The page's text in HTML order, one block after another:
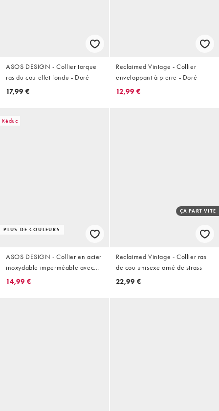
ASOS DESIGN - Collier torque
ras du cou effet fondu - Doré
17,99 €
Reclaimed Vintage - Collier
enveloppant à pierre - Doré
12,99 €
Réduc
PLUS DE COULEURS
ASOS DESIGN - Collier en acier
inoxydable imperméable avec
pendentif poisson - Argenté
14,99 €
ÇA PART VITE
Reclaimed Vintage - Collier ras
de cou unisexe orné de strass
22,99 €